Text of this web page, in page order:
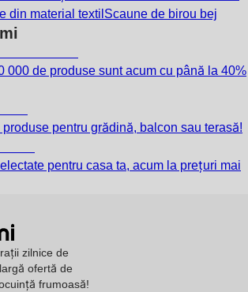
din material textil Scaune de birou bej
000 de produse sunt acum cu până la 40%
pentru grădină, balcon sau terasă!
pentru casa ta, acum la prețuri mai
zilnice de
ofertă de
frumoasă!